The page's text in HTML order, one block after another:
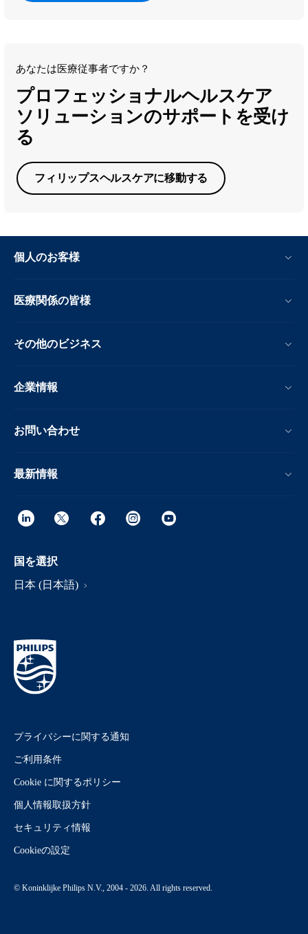
あなたは医療従事者ですか？
プロフェッショナルヘルスケア
ソリューションのサポートを受け
る
フィリップスヘルスケアに移動する
個人のお客様
医療関係の皆様
その他のビジネス
企業情報
お問い合わせ
最新情報
国を選択
日本 (日本語)
プライバシーに関する通知
ご利用条件
Cookie に関するポリシー
個人情報取扱方針
セキュリティ情報
Cookieの設定
© Koninklijke Philips N.V., 2004 - 2026. All rights reserved.